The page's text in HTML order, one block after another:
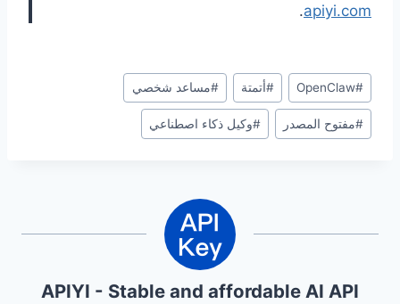
apiyi.com
.
وسوم
المقال:
#
OpenClaw
#أتمتة #مساعد شخصي
#مفتوح المصدر #وكيل ذكاء اصطناعي
APIYI - Stable and affordable AI API